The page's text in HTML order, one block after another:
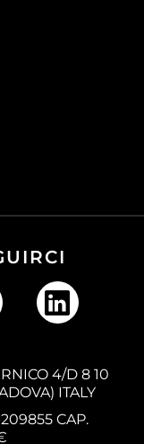
4/D 8 10
ITALY
CAP.